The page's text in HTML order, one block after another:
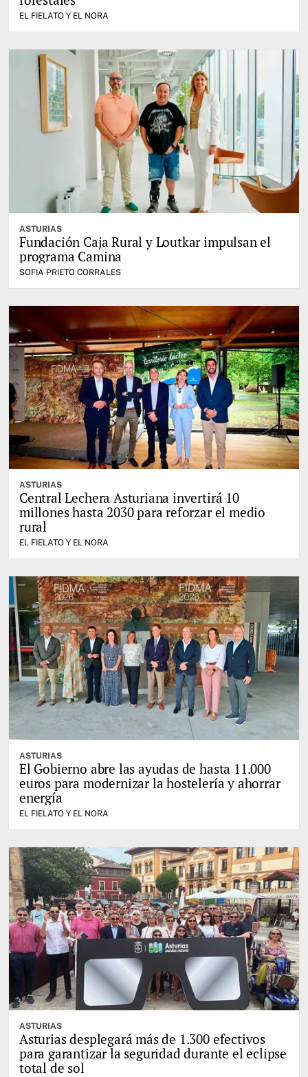
EL FIELATO Y EL NORA
ASTURIAS
Fundación Caja Rural y Loutkar impulsan el
programa Camina
SOFIA PRIETO CORRALES
ASTURIAS
Central Lechera Asturiana invertirá 10
millones hasta 2030 para reforzar el medio
rural
EL FIELATO Y EL NORA
ASTURIAS
El Gobierno abre las ayudas de hasta 11.000
euros para modernizar la hostelería y ahorrar
energía
EL FIELATO Y EL NORA
ASTURIAS
Asturias desplegará más de 1.300 efectivos
para garantizar la seguridad durante el eclipse
total de sol